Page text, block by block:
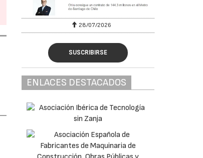
28/07/2026
SUSCRIBIRSE
ENLACES DESTACADOS